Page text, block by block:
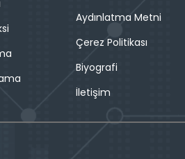
Aydınlatma Metni
Çerez Politikası
Biyografi
İletişim